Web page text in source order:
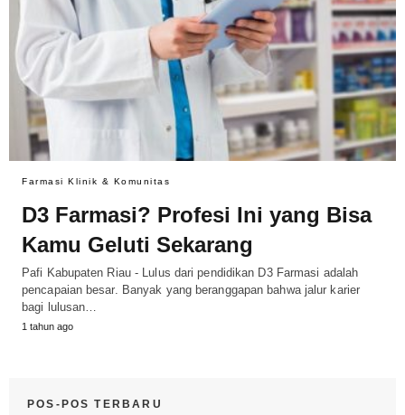
Farmasi Klinik & Komunitas
D3 Farmasi? Profesi Ini yang Bisa
Kamu Geluti Sekarang
Pafi Kabupaten Riau - Lulus dari pendidikan D3 Farmasi adalah
pencapaian besar. Banyak yang beranggapan bahwa jalur karier
bagi lulusan…
1 tahun ago
POS-POS TERBARU